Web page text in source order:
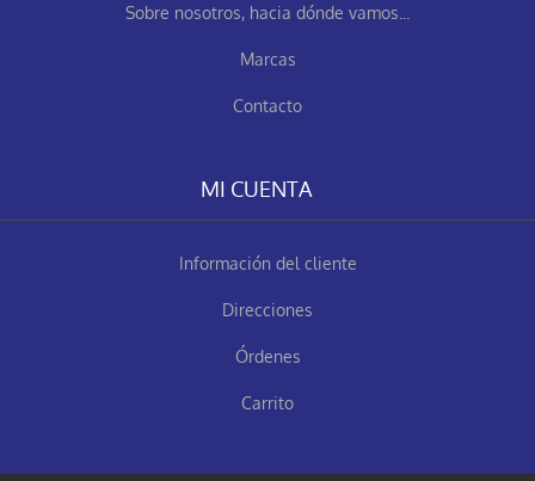
Sobre nosotros, hacia dónde vamos...
Marcas
Contacto
MI CUENTA
Información del cliente
Direcciones
Órdenes
Carrito